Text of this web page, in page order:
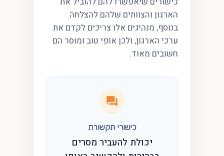
הארגון והצוותים שלהם להצלחה.
בנוסף, מנהיגים אלו צריכים לקדם את
ערכי הארגון, ולכן אופי טוב ומוסר הם
חשובים מאוד.
כישורי תקשורת
יכולת להעביר מסרים